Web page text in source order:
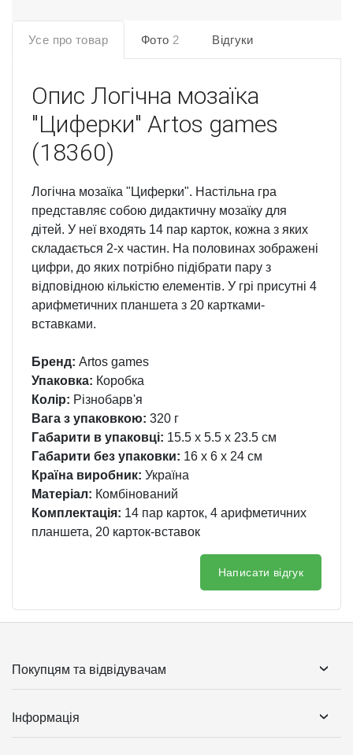
Усе про товар Фото 2 Відгуки
Опис Логічна мозаїка
"Циферки" Artos games
(18360)
Логічна мозаїка "Циферки". Настільна гра
представляє собою дидактичну мозаїку для
дітей. У неї входять 14 пар карток, кожна з яких
складається 2-х частин. На половинах зображені
цифри, до яких потрібно підібрати пару з
відповідною кількістю елементів. У грі присутні 4
арифметичних планшета з 20 картками-
вставками.
Бренд: Artos games
Упаковка: Коробка
Колір: Різнобарв'я
Вага з упаковкою: 320 г
Габарити в упаковці: 15.5 x 5.5 x 23.5 см
Габарити без упаковки: 16 x 6 x 24 см
Країна виробник: Україна
Матеріал: Комбінований
Комплектація: 14 пар карток, 4 арифметичних
планшета, 20 карток-вставок
Написати відгук
Покупцям та відвідувачам
Інформація